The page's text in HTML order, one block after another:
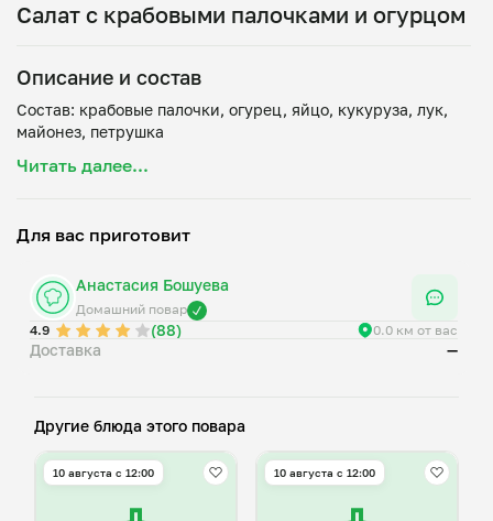
Салат с крабовыми палочками и огурцом
Описание и состав
Состав: крабовые палочки, огурец, яйцо, кукуруза, лук,
Читать далее...
Для вас приготовит
Анастасия Бошуева
Домашний повар
4.9
(88) 0.0 км от вас
Доставка —
Другие блюда этого повара
10 августа с 12:00 10 августа с 12:00